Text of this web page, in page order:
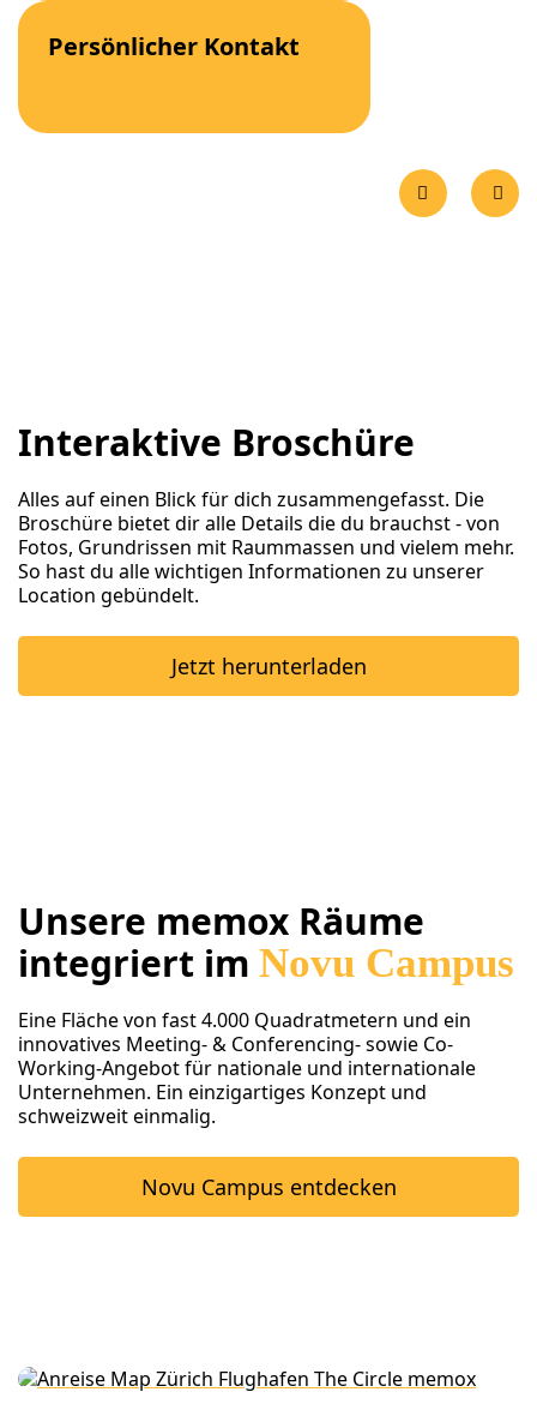
Persönlicher Kontakt
Interaktive Broschüre
Alles auf einen Blick für dich zusammengefasst. Die
Broschüre bietet dir alle Details die du brauchst - von
Fotos, Grundrissen mit Raummassen und vielem mehr.
So hast du alle wichtigen Informationen zu unserer
Location gebündelt.
Jetzt herunterladen
Unsere memox Räume
integriert im Novu Campus
Eine Fläche von fast 4.000 Quadratmetern und ein
innovatives Meeting- & Conferencing- sowie Co-
Working-Angebot für nationale und internationale
Unternehmen. Ein einzigartiges Konzept und
schweizweit einmalig.
Novu Campus entdecken